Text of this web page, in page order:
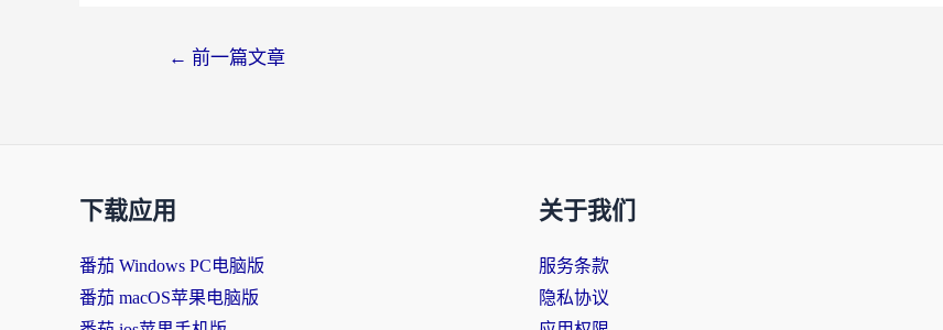
← 前一篇文章
下载应用
番茄 Windows PC电脑版
番茄 macOS苹果电脑版
关于我们
服务条款
隐私协议